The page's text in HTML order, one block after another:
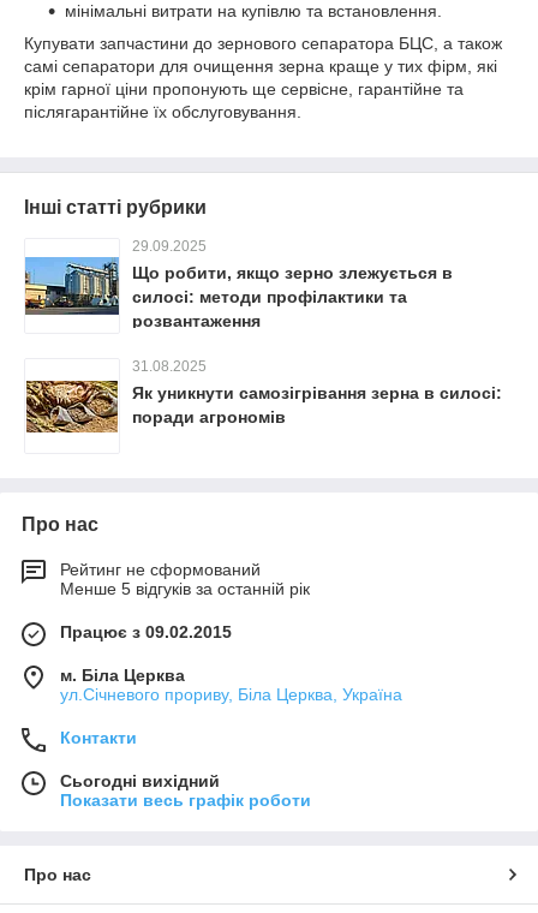
мінімальні витрати на купівлю та встановлення.
Купувати запчастини до зернового сепаратора БЦС, а також
самі сепаратори для очищення зерна краще у тих фірм, які
крім гарної ціни пропонують ще сервісне, гарантійне та
післягарантійне їх обслуговування.
Інші статті рубрики
29.09.2025
Що робити, якщо зерно злежується в
силосі: методи профілактики та
розвантаження
31.08.2025
Як уникнути самозігрівання зерна в силосі:
поради агрономів
Про нас
Рейтинг не сформований
Менше 5 відгуків за останній рік
Працює з 09.02.2015
м. Біла Церква
ул.Січневого прориву, Біла Церква, Україна
Контакти
Сьогодні вихідний
Показати весь графік роботи
Про нас